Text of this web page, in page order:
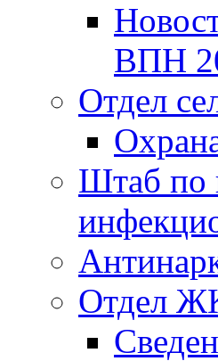
ВПН
Отдел
Штаб по
Отдел